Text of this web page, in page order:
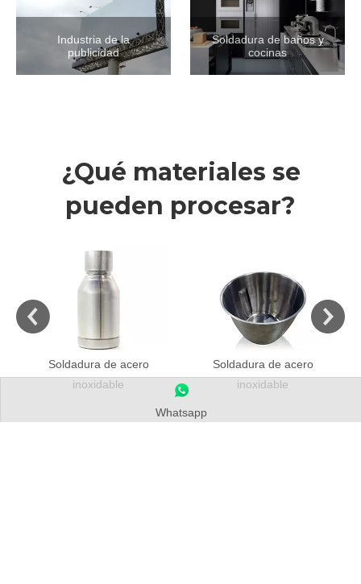
Industria de la
publicidad
Soldadura de baños y
cocinas
¿Qué materiales se
pueden procesar?
Soldadura de acero
inoxidable
Soldadura de acero
inoxidable
Whatsapp